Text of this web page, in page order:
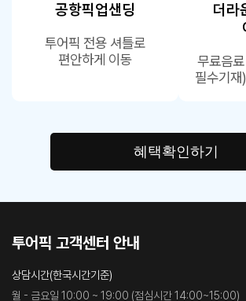
공항픽업샌딩
투어픽 전용 셔틀로
편안하게 이동
더라
무료음
필수기
혜택확인하기
투어픽 고객센터 안내
상담시간(한국시간기준)
월 - 금요일 10:00 ~ 19:00 (점심시간 14:00~15:00)